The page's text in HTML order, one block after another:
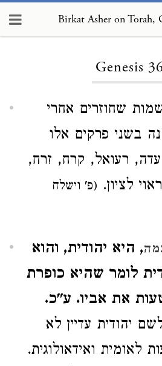
Birkat Asher on Torah,
Genesis
שחוזרים אחרי
בשני פרקים אלו
רעואל, קרח, זרח,
לציון. (פ' וישלח
, היא יהודית, והוא
לומר שהיא כופרת
את אביו. ע"כ.
יהודית עדיין לא
לאומית ואידאולוגית.